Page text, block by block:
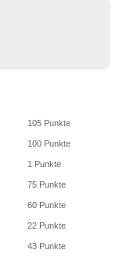
105 Punkte
100 Punkte
1 Punkte
75 Punkte
60 Punkte
22 Punkte
43 Punkte